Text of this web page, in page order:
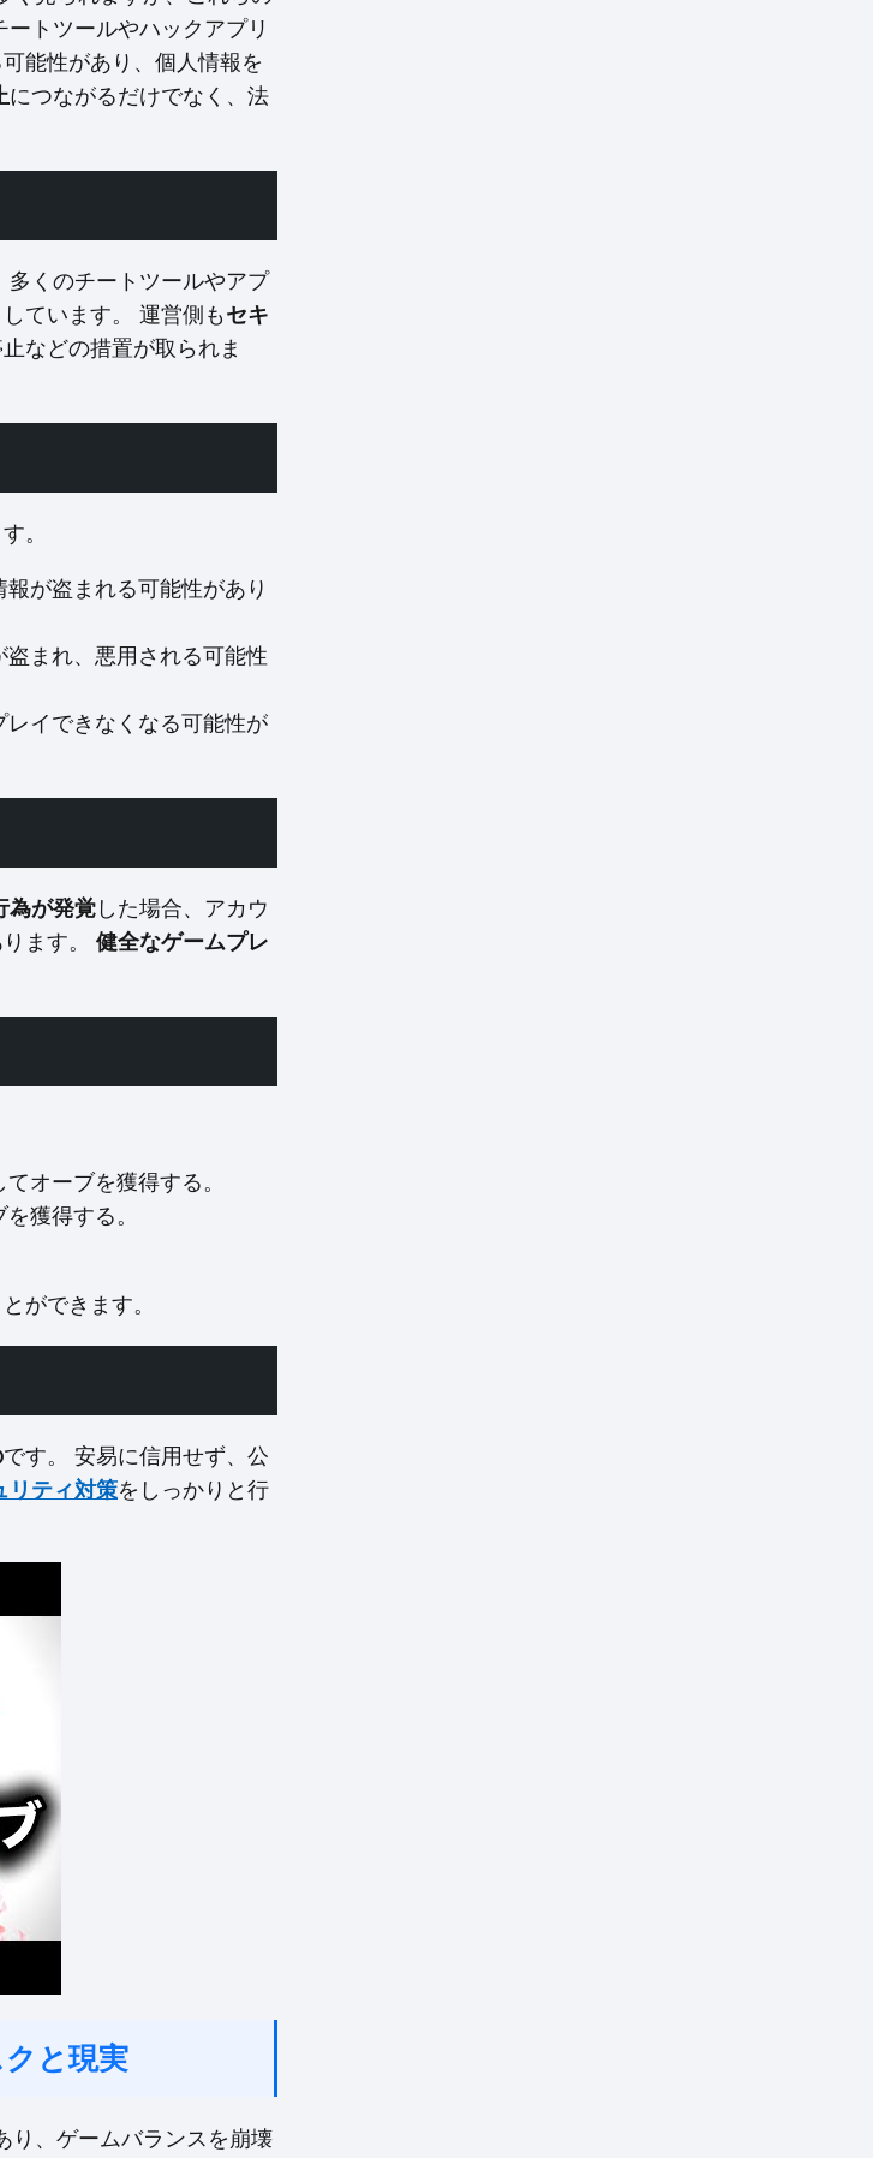
トツールやハックアプリ
能性があり、個人情報を
につながるだけでなく、法
多くのチートツールやアプ
ています。 運営側も セキ
などの措置が取られま
。
が盗まれる可能性があり
盗まれ、悪用される可能性
レイできなくなる可能性が
為が発覚 した場合、アカウ
ます。 健全なゲームプレ
オーブを獲得する。
獲得する。
ができます。
です。 安易に信用せず、公
リティ対策をしっかりと行
と現実
り、ゲームバランスを崩壊